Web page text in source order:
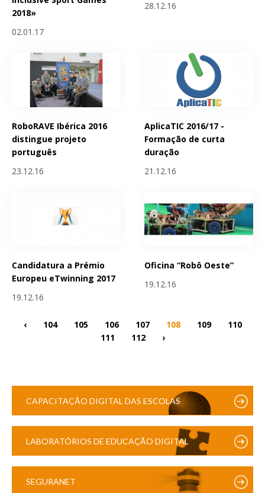
2018»
02.01.17
28.12.16
RoboRAVE Ibérica 2016
distingue projeto
português
23.12.16
AplicaTIC 2016/17 -
Formação de curta
duração
21.12.16
Candidatura a Prémio
Europeu eTwinning 2017
19.12.16
Oficina “Robô Oeste”
19.12.16
‹ 104 105 106 107 108 109
110
111
112 ›
CAPACITAÇÃO DIGITAL DAS ESCOLAS
LABORATÓRIOS DE EDUCAÇÃO DIGITAL
SEGURANET